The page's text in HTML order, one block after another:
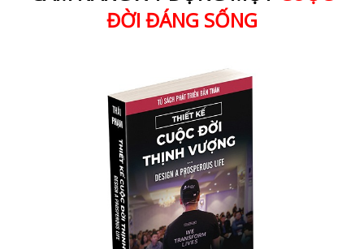
ĐỜI ĐÁNG SỐNG